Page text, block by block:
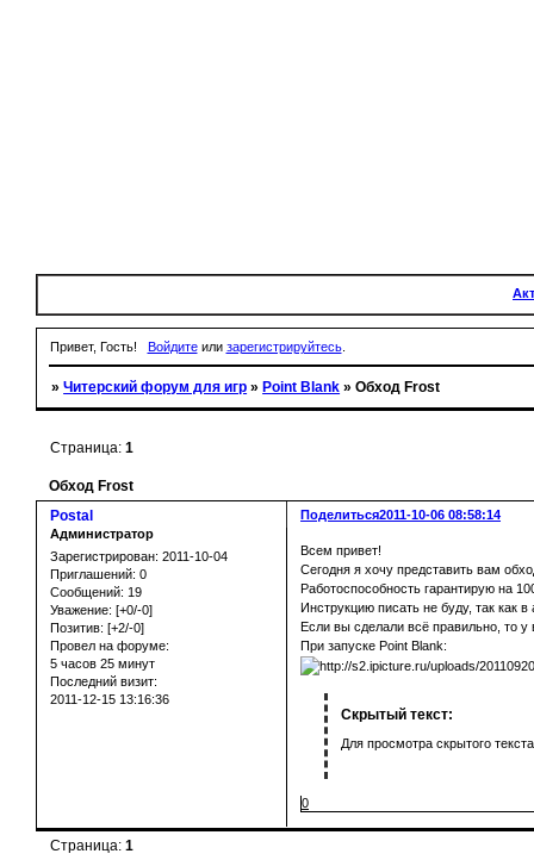
Привет, Гость! Войдитеили зарегистрируйтесь.
»Читерский форум для игр »Point Blank »Обход Frost
Обход Frost
Страница:1
Поделиться2011-10-06 08:58:14
Postal
Администратор
Зарегистрирован: 2011-10-04
Приглашений: 0
Сообщений: 19
Уважение: [+0/-0]
Позитив: [+2/-0]
Провел на форуме:
5 часов 25 минут
Последний визит:
2011-12-15 13:16:36
Всем привет!
Сегодня я хочу представить вам
Работоспособность гарантирую на
Инструкцию писать не буду, так как
Если вы сделали всё правильно, то у
При запуске Point Blank:
Скрытый текст:
Для просмотра скрытого
0
Страница:1